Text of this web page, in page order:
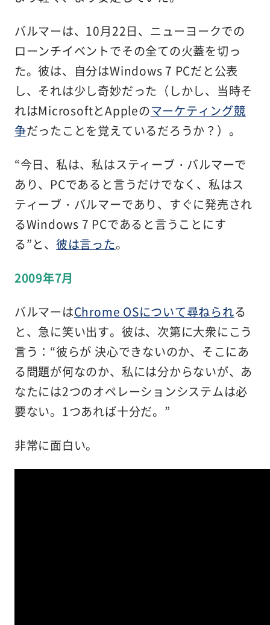
バルマーは、10月22日、ニューヨークでの
ローンチイベントでその全ての火蓋を切っ
た。彼は、自分はWindows 7 PCだと公表
し、それは少し奇妙だった（しかし、当時そ
れはMicrosoftとAppleのマーケティング競
争だったことを覚えているだろうか？）。
“今日、私は、私はスティーブ・バルマーで
あり、PCであると言うだけでなく、私はス
ティーブ・バルマーであり、すぐに発売され
るWindows 7 PCであると言うことにす
る”と、 彼は言った。
2009年7月
バルマーはChrome OSについて尋ねられる
と、急に笑い出す。彼は、次第に大衆にこう
言う：“彼らが 決心できないのか、そこにあ
る問題が何なのか、私には分からないが、あ
なたには2つのオペレーションシステムは必
要ない。1つあれば十分だ。”
非常に面白い。